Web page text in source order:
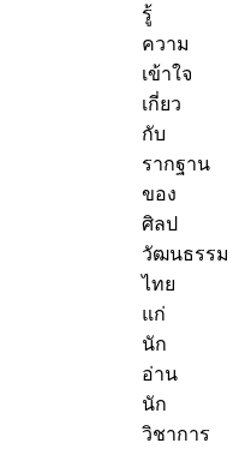
รู้
ความ
เข้าใจ
เกี่ยว
กับ
รากฐาน
ของ
ศิลป
วัฒนธรรม
ไทย
แก่
นัก
อ่าน
นัก
วิชาการ